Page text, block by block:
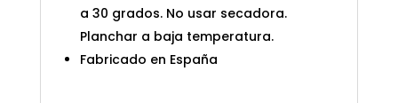
a 30 grados. No usar secadora.
Planchar a baja temperatura.
Fabricado en España